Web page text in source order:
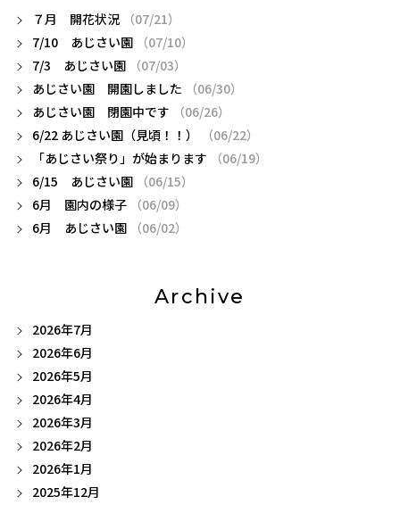
７月 開花状況
（07/21）
7/10 あじさい園
（07/10）
7/3 あじさい園
（07/03）
あじさい園 開園しました
（06/30）
あじさい園 閉園中です
（06/26）
6/22 あじさい園（見頃！！）
（06/22）
「あじさい祭り」が始まります
（06/19）
6/15 あじさい園
（06/15）
6月 園内の様子
（06/09）
6月 あじさい園
（06/02）
Archive
2026年7月
2026年6月
2026年5月
2026年4月
2026年3月
2026年2月
2026年1月
2025年12月